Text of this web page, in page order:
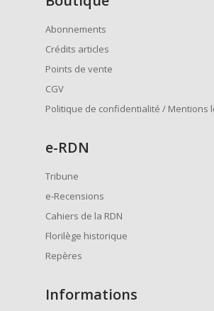
Abonnements
Crédits articles
Points de vente
CGV
Politique de confidentialité / Mentions
e-RDN
Tribune
e-Recensions
Cahiers de la RDN
Florilège historique
Repères
Informations